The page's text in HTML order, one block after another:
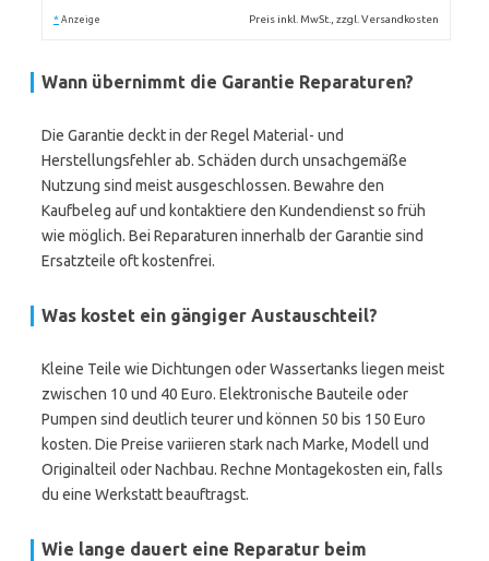
* Anzeige Preis inkl. MwSt., zzgl. Versandkosten
Wann übernimmt die Garantie Reparaturen?
Die Garantie deckt in der Regel Material- und
Herstellungsfehler ab. Schäden durch unsachgemäße
Nutzung sind meist ausgeschlossen. Bewahre den
Kaufbeleg auf und kontaktiere den Kundendienst so früh
wie möglich. Bei Reparaturen innerhalb der Garantie sind
Ersatzteile oft kostenfrei.
Was kostet ein gängiger Austauschteil?
Kleine Teile wie Dichtungen oder Wassertanks liegen meist
zwischen 10 und 40 Euro. Elektronische Bauteile oder
Pumpen sind deutlich teurer und können 50 bis 150 Euro
kosten. Die Preise variieren stark nach Marke, Modell und
Originalteil oder Nachbau. Rechne Montagekosten ein, falls
du eine Werkstatt beauftragst.
Wie lange dauert eine Reparatur beim